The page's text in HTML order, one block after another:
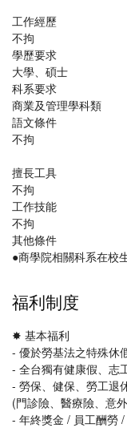
工作經歷
不拘
學歷要求
大學、碩士
科系要求
商業及管理學科類
語文條件
不拘
擅長工具
不拘
工作技能
不拘
其他條件
●商學院相關科系在校
福利制度
✸ 基本福利
- 優於勞基法之特殊休
- 全台獨有健康假、志
- 勞保、健保、勞工退
(門診險、醫療險、意
- 年終獎金 / 員工酬勞